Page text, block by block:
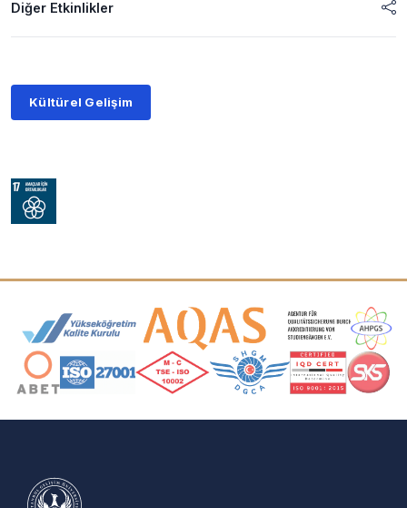
Diğer Etkinlikler
Kültürel Gelişim
Akreditasyon ve Üyelik Logoları